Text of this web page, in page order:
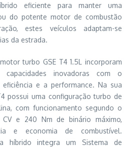
eficiente para manter uma
do potente motor de combustão
estes veículos adaptam-se
da estrada.
turbo GSE T4 1.5L incorporam
capacidades inovadoras com o
e a performance. Na sua
possui uma configuração turbo de
com funcionamento segundo o
e 240 Nm de binário máximo,
e economia de combustível.
híbrido integra um Sistema de